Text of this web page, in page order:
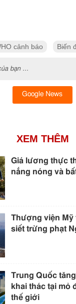
cảnh báo Biến
bạn ...
Google News
XEM THÊM
Giá lương thực
nắng nóng và
Thượng viện Mỹ
siết trừng phạt
Trung Quốc
khai thác tại mỏ
thế giới